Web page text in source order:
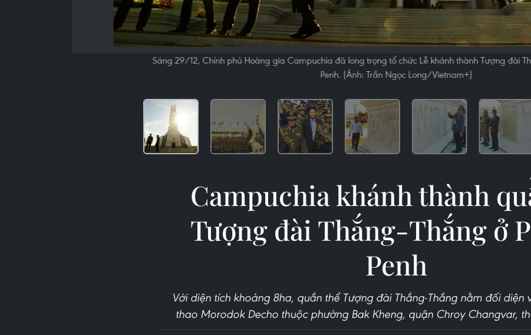
Sáng 29/12, Chính phủ Hoàng gia Campuchia đã long trọng tổ chức Lễ khánh thành Tượng đài
Penh. (Ảnh: Trần Ngọc Long/Vietnam+)
Campuchia khánh thành
Tượng đài Thắng-Thắng ở
Penh
Với diện tích khoảng 8ha, quần thể Tượng đài Thắng-Thắng nằm đối diện
thao Morodok Decho thuộc phường Bak Kheng, quận Chroy Changvar,